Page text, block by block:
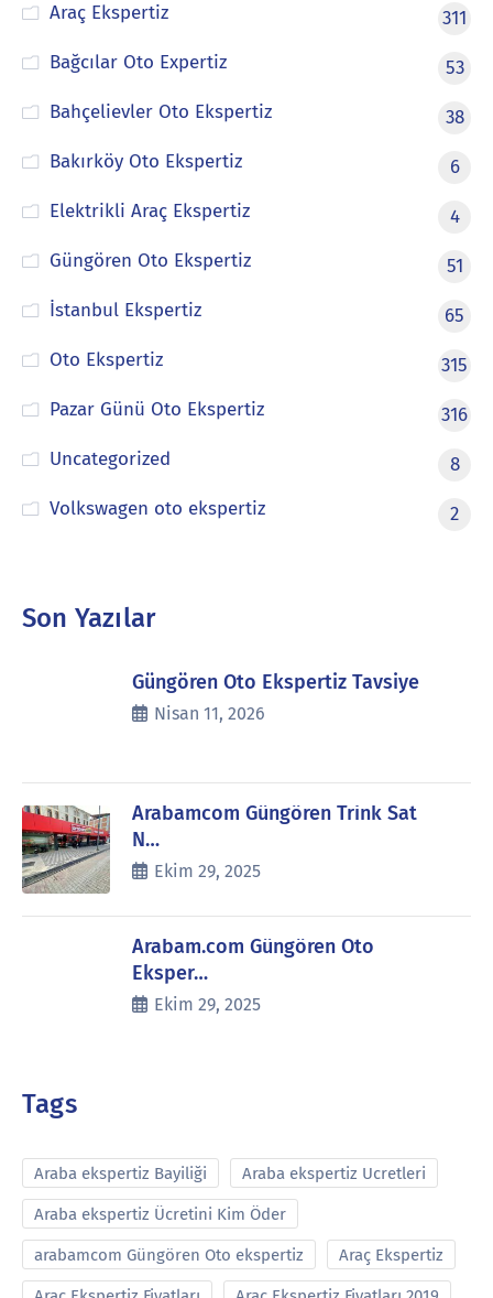
Araç Ekspertiz
311
Bağcılar Oto Expertiz
53
Bahçelievler Oto Ekspertiz
38
Bakırköy Oto Ekspertiz
6
Elektrikli Araç Ekspertiz
4
Güngören Oto Ekspertiz
51
İstanbul Ekspertiz
65
Oto Ekspertiz
315
Pazar Günü Oto Ekspertiz
316
Uncategorized
8
Volkswagen oto ekspertiz
2
Son Yazılar
Güngören Oto Ekspertiz Tavsiye
Nisan 11, 2026
Arabamcom Güngören Trink Sat
N…
Ekim 29, 2025
Arabam.com Güngören Oto
Eksper…
Ekim 29, 2025
Tags
Araba ekspertiz Bayiliği Araba ekspertiz Ucretleri
Araba ekspertiz Ücretini Kim Öder
arabamcom Güngören Oto ekspertiz Araç Ekspertiz